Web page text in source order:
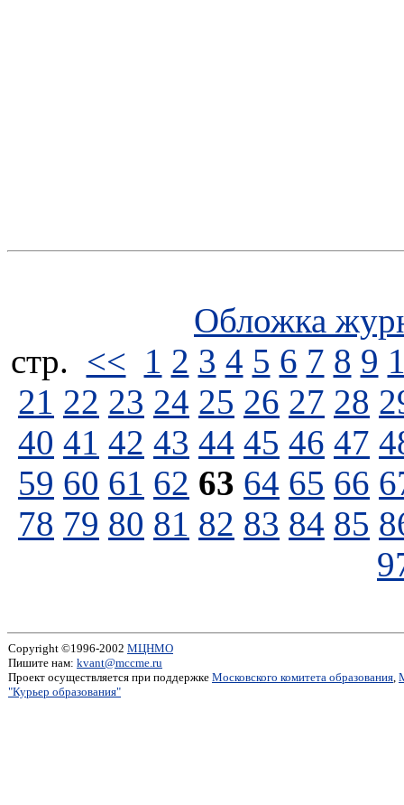
Обложка
стp. << 1 2 3 4 5 6 7 8 9
21 22 23 24 25 26 27 28
40 41 42 43 44 45 46 47
59 60 61 62 63 64 65 66
78 79 80 81 82 83 84 85
Copyright ©1996-2002 МЦНМО
Пишите нам: kvant@mccme.ru
Проект осуществляется при поддержке Московского комитета образования,
"Курьер образования"